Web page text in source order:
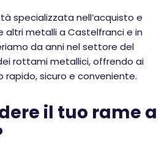
specializzata nell’acquisto e
altri metalli a Castelfranci e in
da anni nel settore del
rottami metallici, offrendo ai
rapido, sicuro e conveniente.
il tuo rame a